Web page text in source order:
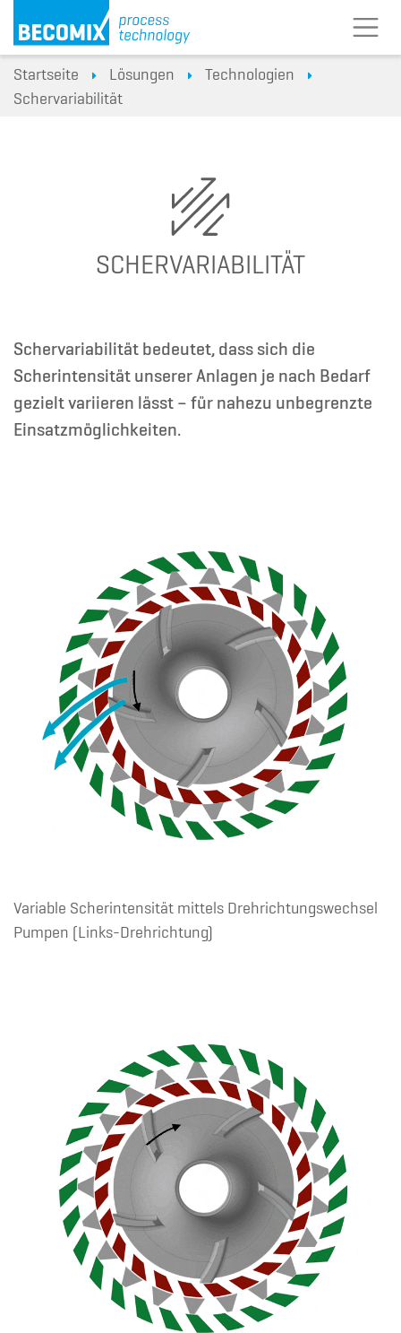
Startseite Lösungen
Technologien
Schervariabilität
SCHERVARIABILITÄT
Schervariabilität bedeutet, dass sich die
Scherintensität unserer Anlagen je nach Bedarf
gezielt variieren lässt – für nahezu unbegrenzte
Einsatzmöglichkeiten.
Variable Scherintensität mittels Drehrichtungswechsel
Pumpen (Links-Drehrichtung)